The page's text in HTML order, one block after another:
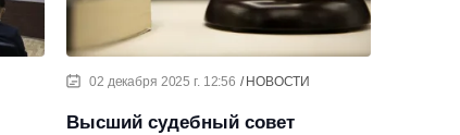
02 декабря 2025 г. 12:56 НОВОСТИ
Высший судебный совет